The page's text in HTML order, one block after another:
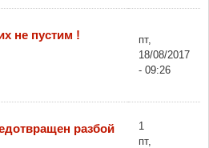
не пустим !
пт,
18/08/2017
- 09:26
разбой
1
пт,